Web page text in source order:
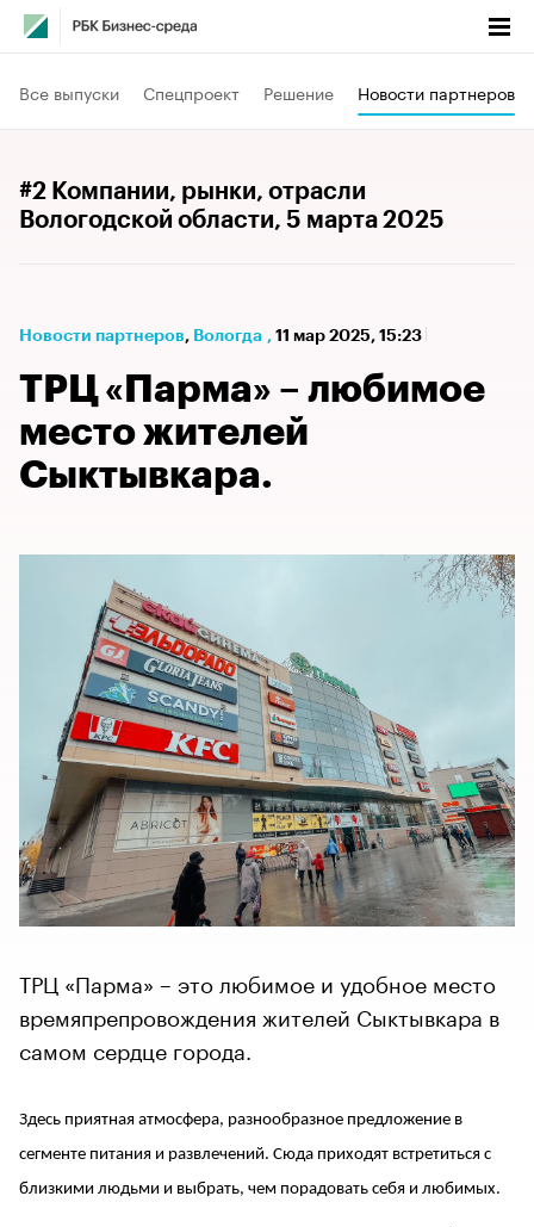
Все выпуски Спецпроект Решение Новости партнеров
#2 Компании, рынки, отрасли
Вологодской области, 5 марта 2025
Новости партнеров⁠, Вологда , 11 мар 2025, 15:23
ТРЦ «Парма» – любимое
место жителей
Сыктывкара.
ТРЦ «Парма» – это любимое и удобное место
времяпрепровождения жителей Сыктывкара в
самом сердце города.
Здесь приятная атмосфера, разнообразное предложение в
сегменте питания и развлечений. Сюда приходят встретиться с
близкими людьми и выбрать, чем порадовать себя и любимых.